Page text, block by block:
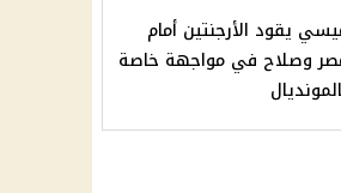
يقود الأرجنتين أمام
وصلاح في مواجهة خاصة